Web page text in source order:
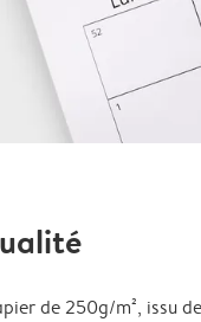
de 250g/m², issu de